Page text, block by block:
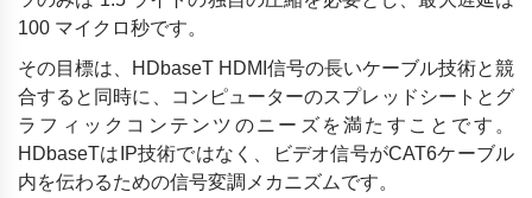
100 マイクロ秒です。
その目標は、HDbaseT HDMI信号の長いケーブル技術と競
合すると同時に、コンピューターのスプレッドシートとグ
ラフィックコンテンツのニーズを満たすことです。
HDbaseTはIP技術ではなく、ビデオ信号がCAT6ケーブル
内を伝わるための信号変調メカニズムです。